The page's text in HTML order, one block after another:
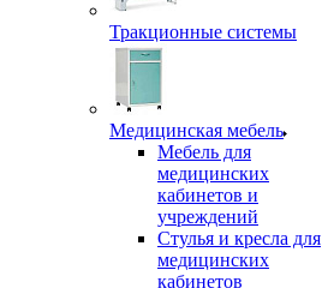
Тракционные системы
Медицинская мебель
Мебель для
медицинских
кабинетов и
учреждений
Стулья и кресла для
медицинских
кабинетов